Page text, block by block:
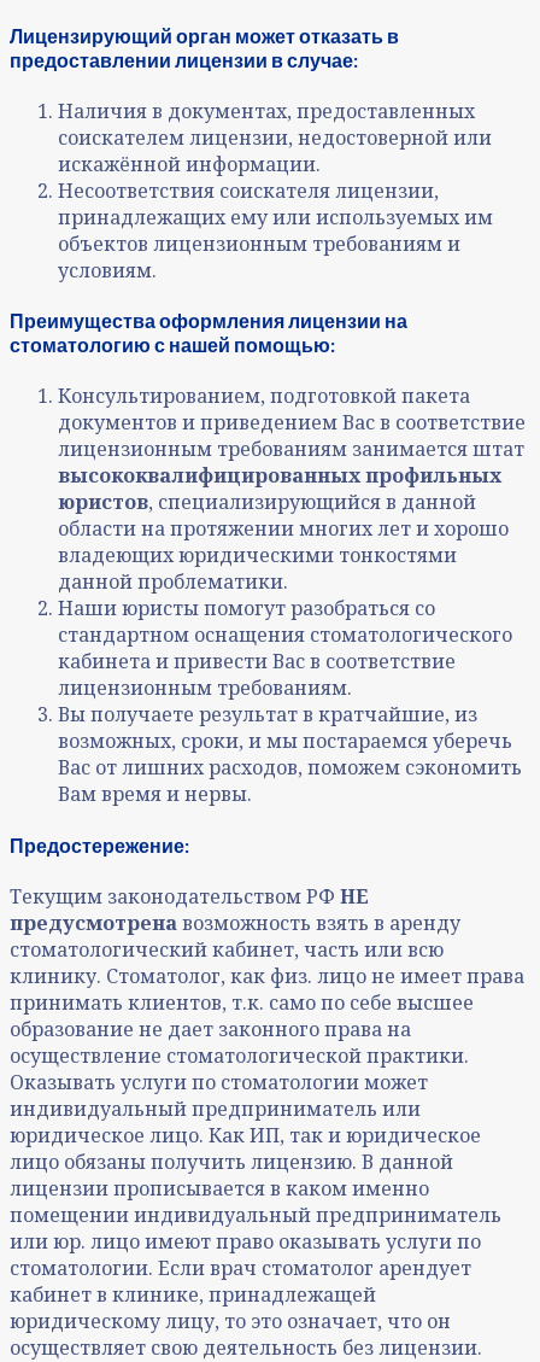
Лицензирующий орган может отказать в
предоставлении лицензии в случае:
Наличия в документах, предоставленных
соискателем лицензии, недостоверной или
искажённой информации.
Несоответствия соискателя лицензии,
принадлежащих ему или используемых им
объектов лицензионным требованиям и
условиям.
Преимущества оформления лицензии на
стоматологию с нашей помощью:
Консультированием, подготовкой пакета
документов и приведением Вас в соответствие
лицензионным требованиям занимается штат
высококвалифицированных профильных
юристов, специализирующийся в данной
области на протяжении многих лет и хорошо
владеющих юридическими тонкостями
данной проблематики.
Наши юристы помогут разобраться со
стандартном оснащения стоматологического
кабинета и привести Вас в соответствие
лицензионным требованиям.
Вы получаете результат в кратчайшие, из
возможных, сроки, и мы постараемся уберечь
Вас от лишних расходов, поможем сэкономить
Вам время и нервы.
Предостережение:
Текущим законодательством РФ НЕ
предусмотренавозможность взять в аренду
стоматологический кабинет, часть или всю
клинику. Стоматолог, как физ. лицо не имеет права
принимать клиентов, т.к. само по себе высшее
образование не дает законного права на
осуществление стоматологической практики.
Оказывать услуги по стоматологии может
индивидуальный предприниматель или
юридическое лицо. Как ИП, так и юридическое
лицо обязаны получить лицензию. В данной
лицензии прописывается в каком именно
помещении индивидуальный предприниматель
или юр. лицо имеют право оказывать услуги по
стоматологии. Если врач стоматолог арендует
кабинет в клинике, принадлежащей
юридическому лицу, то это означает, что он
осуществляет свою деятельность без лицензии.